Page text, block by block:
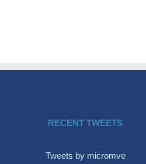
RECENT TWEETS
Tweets by micromve